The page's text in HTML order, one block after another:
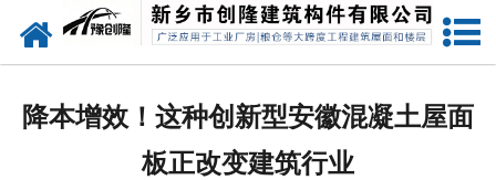
网站首页
降本增效！这种创新型安徽混凝土屋面
板正改变建筑行业